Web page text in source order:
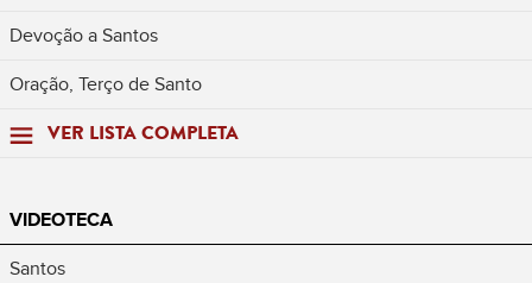
Devoção a Santos
Oração, Terço de Santo
VER LISTA COMPLETA
VIDEOTECA
Santos